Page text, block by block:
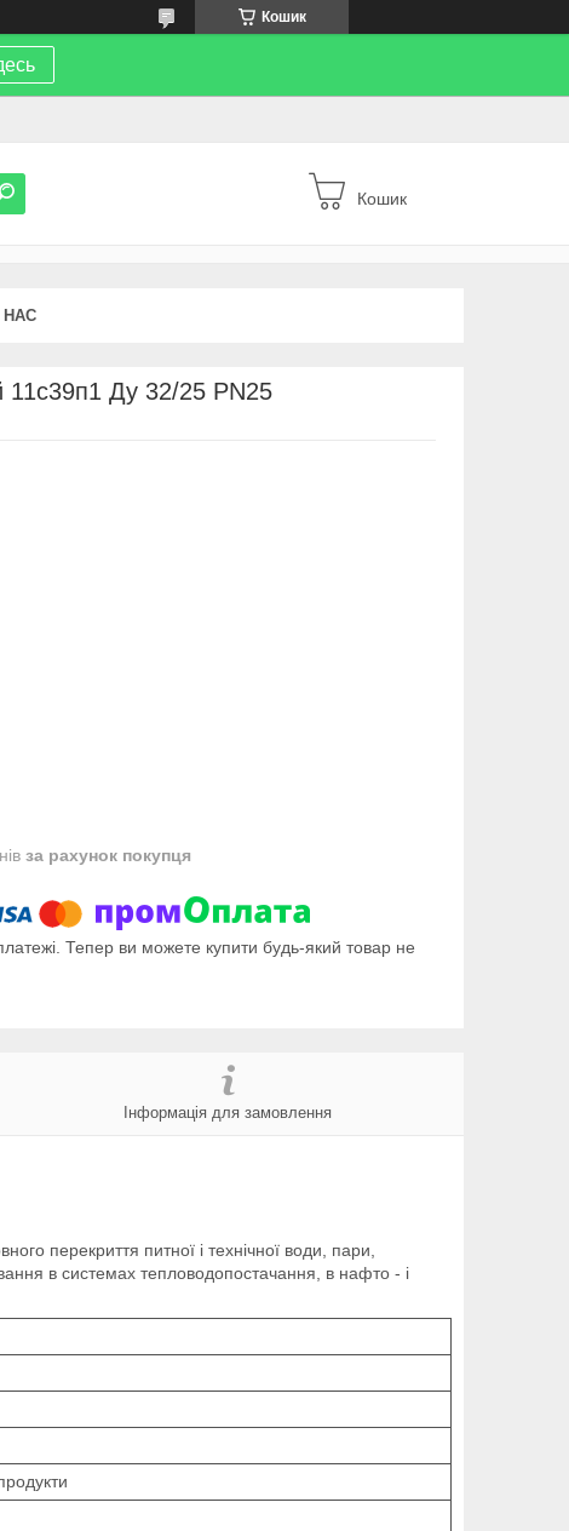
Кошик
Кошик
НАС
11с39п1 Ду 32/25 PN25
за рахунок покупця
Тепер ви можете купити будь-який товар не
Інформація для замовлення
перекриття питної і технічної води, пари,
в системах тепловодопостачання, в нафто - і